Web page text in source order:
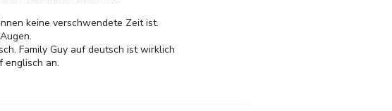
keine verschwendete Zeit ist.
Family Guy auf deutsch ist wirklich
englisch an.